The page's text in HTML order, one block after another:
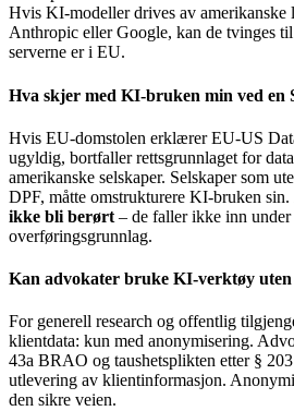
Hvis KI-modeller drives av amerikanske
Anthropic eller Google, kan de tvinges
serverne er i EU.
Hva skjer med KI-bruken min ved en
Hvis EU-domstolen erklærer EU-US
ugyldig, bortfaller rettsgrunnlaget for
amerikanske selskaper. Selskaper som
DPF, måtte omstrukturere KI-bruken sin.
ikke bli berørt – de faller ikke inn
overføringsgrunnlag.
Kan advokater bruke KI-verktøy uten
For generell research og offentlig
klientdata: kun med anonymisering.
43a BRAO og taushetsplikten etter §
utlevering av klientinformasjon.
den sikre veien.